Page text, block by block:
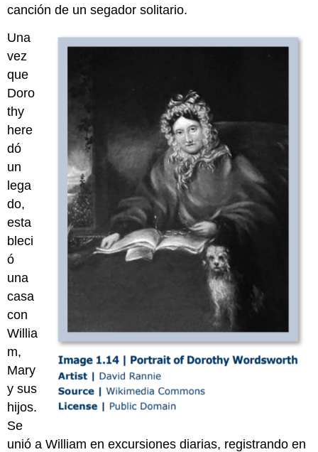
canción de un segador solitario.
Una
vez
que
Doro
thy
here
dó
un
lega
do,
esta
bleci
ó
una
casa
con
Willia
m,
Mary
y sus
hijos.
Se
unió a William en excursiones diarias, registrando en